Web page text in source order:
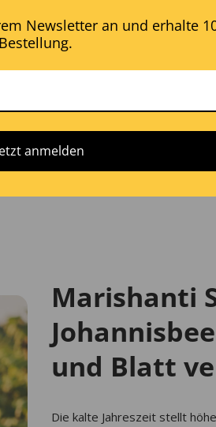
Qualität
wird im Rahmen unserer
geprüft.
Marishanti
und Blatt
Die kalte Jahreszeit stellt
Newsletter an und erhalte
anmelden